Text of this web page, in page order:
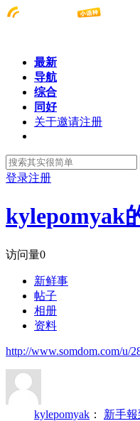
最新
导航
综合
同好
关于邀请注册
登录注册
kylepomyak
访问量0
新鲜事
帖子
相册
资料
http://www.somdom.com/u/
kylepomyak ： 新手報